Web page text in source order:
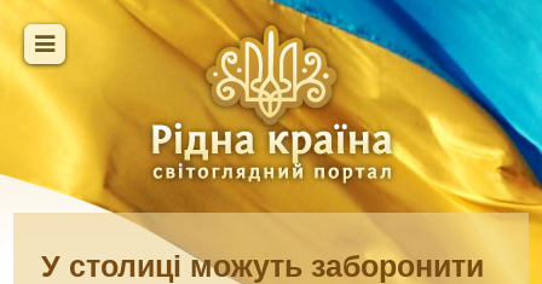
У столиці можуть заборонити